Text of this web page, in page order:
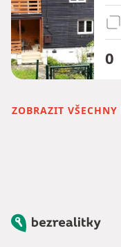
0
ZOBRAZIT
Bezrealitky